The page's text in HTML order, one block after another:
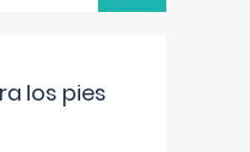
los pies